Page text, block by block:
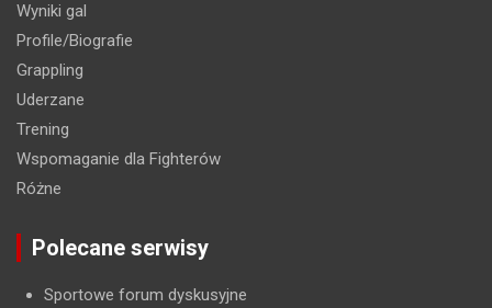
Wyniki gal
Profile/Biografie
Grappling
Uderzane
Trening
Wspomaganie dla Fighterów
Różne
Polecane serwisy
Sportowe forum dyskusyjne